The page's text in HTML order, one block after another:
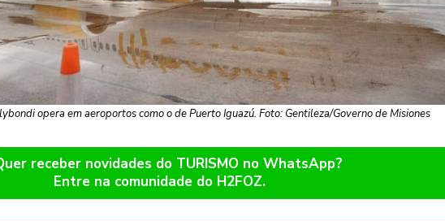
opera em aeroportos como o de Puerto Iguazú. Foto: Gentileza/Governo de Misiones
receber novidades do TURISMO no WhatsApp?
Entre na comunidade do H2FOZ.